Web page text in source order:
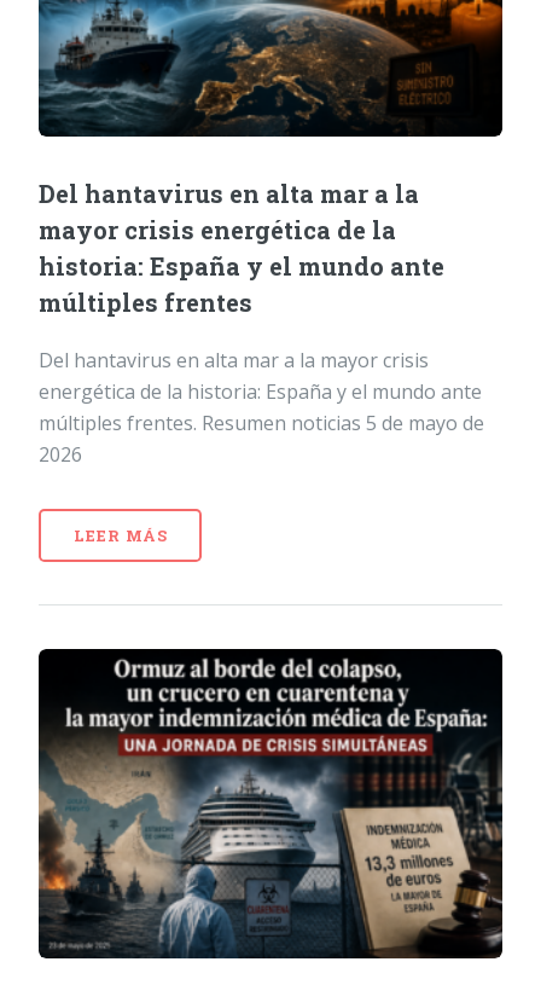
Del hantavirus en alta mar a la
mayor crisis energética de la
historia: España y el mundo ante
múltiples frentes
Del hantavirus en alta mar a la mayor crisis
energética de la historia: España y el mundo ante
múltiples frentes. Resumen noticias 5 de mayo de
2026
LEER MÁS